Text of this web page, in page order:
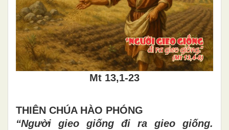
Mt 13,1-23
THIÊN CHÚA HÀO PHÓNG
“Người gieo giống đi ra gieo giống.